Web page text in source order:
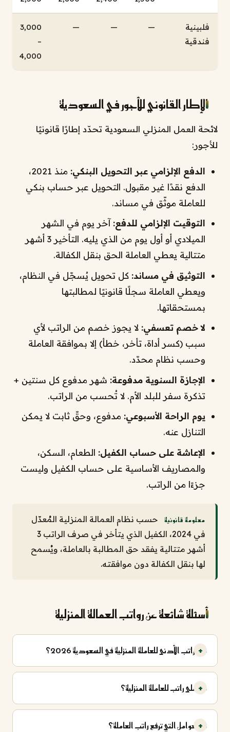
فلبينية
فندقية
—
—
—
3,000
–
4,000
الإطار القانوني للأجور في السعودية
لائحة العمل المنزلي السعودية تحدّد إطارًا قانونيًا
للأجور:
الدفع الإلزامي عبر التحويل البنكي:
منذ 2021،
الدفع نقدًا غير مقبول. التحويل عبر حساب بنكي
للعاملة موثّق في مساند.
التوقيت الإلزامي للدفع: آخر يوم في الشهر
الميلادي أو أول يوم من الذي يليه. التأخير 3 أشهر
متتالية يعطي العاملة الحق بنقل الكفالة.
التوثيق في مساند: كل تحويل يُسجّل في النظام،
ويعطي العاملة سجلًا قانونيًا لمطالبتها
بمستحقاتها.
لا خصم تعسفي: لا يجوز خصم من الراتب لأي
سبب (كسر أداة، تأخر، خطأ) إلا بموافقة العاملة
وحسب نظام محدّد.
الإجازة السنوية مدفوعة: شهر مدفوع كل سنتين +
تذكرة سفر للبلد الأم. لا تُحسب من الراتب.
يوم الراحة الأسبوعي: مدفوع، وحقّ ثابت لا يمكن
التنازل عنه.
الإعاشة على حساب الكفيل: الطعام، السكن،
والمصاريف الأساسية على حساب الكفيل وليست
جزءًا من الراتب.
معلومة قانونية
حسب نظام العمالة المنزلية المُعدّل
في 2024، الكفيل الذي يتأخر في صرف الراتب 3
أشهر متتالية يفقد حق المطالبة بالعاملة، ويُسمح
لها بنقل الكفالة دون موافقته.
أسئلة شائعة عن رواتب العمالة المنزلية
ما الراتب الأدنى للعاملة المنزلية في السعودية 2026؟
ما أعلى راتب للعاملة المنزلية؟
ما العوامل التي ترفع راتب العاملة؟